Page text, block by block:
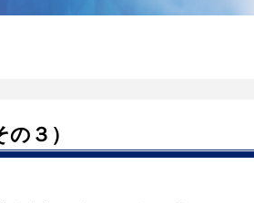
３）